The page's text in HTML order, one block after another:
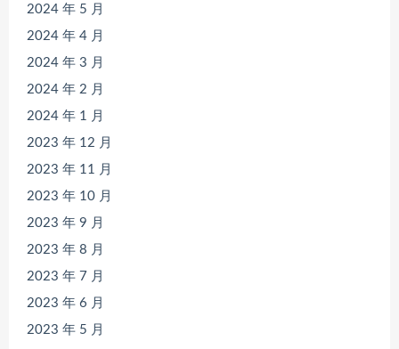
2024 年 5 月
2024 年 4 月
2024 年 3 月
2024 年 2 月
2024 年 1 月
2023 年 12 月
2023 年 11 月
2023 年 10 月
2023 年 9 月
2023 年 8 月
2023 年 7 月
2023 年 6 月
2023 年 5 月